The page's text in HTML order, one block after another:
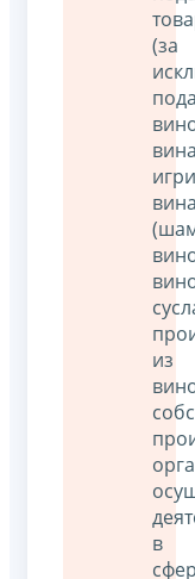
(за
вина
из
в